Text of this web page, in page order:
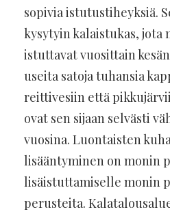
sopivia istutustiheyksiä.
kysytyin kalaistukas, jota
istuttavat vuosittain
useita satoja tuhansia
reittivesiin että
ovat sen sijaan selvästi
vuosina. Luontaisten
lisääntyminen on monin
lisäistuttamiselle monin
perusteita.